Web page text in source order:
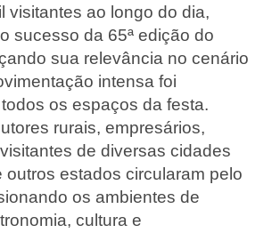
visitantes ao longo do dia,
sucesso da 65ª edição do
sua relevância no cenário
intensa foi
os espaços da festa.
rurais, empresários,
de diversas cidades
outros estados circularam pelo
os ambientes de
cultura e